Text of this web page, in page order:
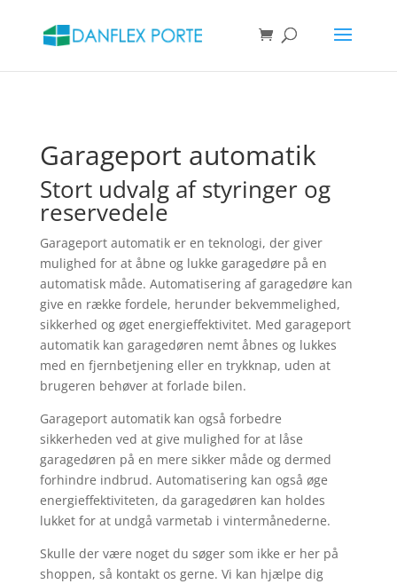
Garageport automatik
Stort udvalg af styringer og
reservedele
Garageport automatik er en teknologi, der giver
mulighed for at åbne og lukke garagedøre på en
automatisk måde. Automatisering af garagedøre kan
give en række fordele, herunder bekvemmelighed,
sikkerhed og øget energieffektivitet. Med garageport
automatik kan garagedøren nemt åbnes og lukkes
med en fjernbetjening eller en trykknap, uden at
brugeren behøver at forlade bilen.
Garageport automatik kan også forbedre
sikkerheden ved at give mulighed for at låse
garagedøren på en mere sikker måde og dermed
forhindre indbrud. Automatisering kan også øge
energieffektiviteten, da garagedøren kan holdes
lukket for at undgå varmetab i vintermånederne.
Skulle der være noget du søger som ikke er her på
shoppen, så kontakt os gerne. Vi kan hjælpe dig